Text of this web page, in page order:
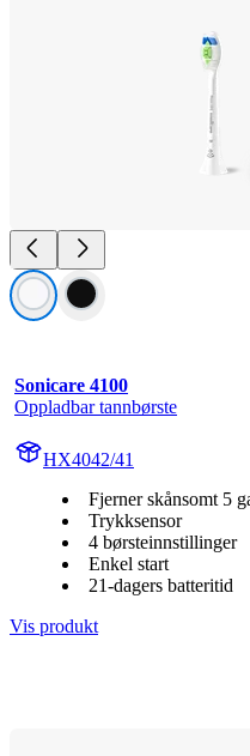
Sonicare 4100
Oppladbar tannbørste
HX4042/41
Fjerner skånsomt 5
Trykksensor
4 børsteinnstillinger
Enkel start
21-dagers batteritid
Vis produkt